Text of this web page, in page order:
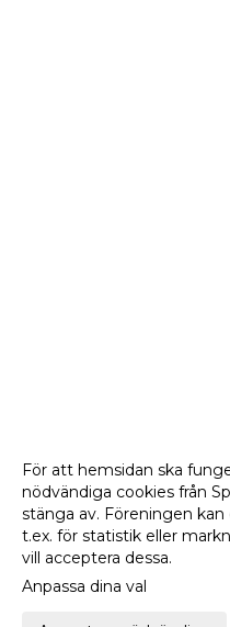
För att hemsidan ska
nödvändiga cookies från
stänga av. Föreningen kan
t.ex. för statistik eller
vill acceptera dessa.
Anpassa dina val